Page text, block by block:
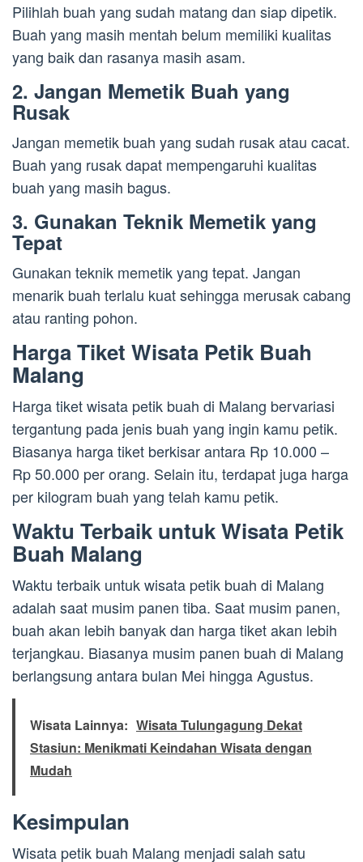
Pilihlah buah yang sudah matang dan siap dipetik.
Buah yang masih mentah belum memiliki kualitas
yang baik dan rasanya masih asam.
2. Jangan Memetik Buah yang
Rusak
Jangan memetik buah yang sudah rusak atau cacat.
Buah yang rusak dapat mempengaruhi kualitas
buah yang masih bagus.
3. Gunakan Teknik Memetik yang
Tepat
Gunakan teknik memetik yang tepat. Jangan
menarik buah terlalu kuat sehingga merusak cabang
atau ranting pohon.
Harga Tiket Wisata Petik Buah
Malang
Harga tiket wisata petik buah di Malang bervariasi
tergantung pada jenis buah yang ingin kamu petik.
Biasanya harga tiket berkisar antara Rp 10.000 –
Rp 50.000 per orang. Selain itu, terdapat juga harga
per kilogram buah yang telah kamu petik.
Waktu Terbaik untuk Wisata Petik
Buah Malang
Waktu terbaik untuk wisata petik buah di Malang
adalah saat musim panen tiba. Saat musim panen,
buah akan lebih banyak dan harga tiket akan lebih
terjangkau. Biasanya musim panen buah di Malang
berlangsung antara bulan Mei hingga Agustus.
Wisata Lainnya: Wisata Tulungagung Dekat
Stasiun: Menikmati Keindahan Wisata dengan
Mudah
Kesimpulan
Wisata petik buah Malang menjadi salah satu